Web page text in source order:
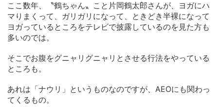
ここ数年、〝鶴ちゃん〟こと片岡鶴太郎さんが、ヨガにハ
マりまくって、ガリガリになって、ときどき半裸になって
ヨガっているところをテレビで披露しているのを見た方も
多いのでは。
そこでお腹をグニャリグニャリとさせる行法をやっている
ところも。
あれは「ナウリ」というものなのですが、AEOにも関わっ
てくるもの。